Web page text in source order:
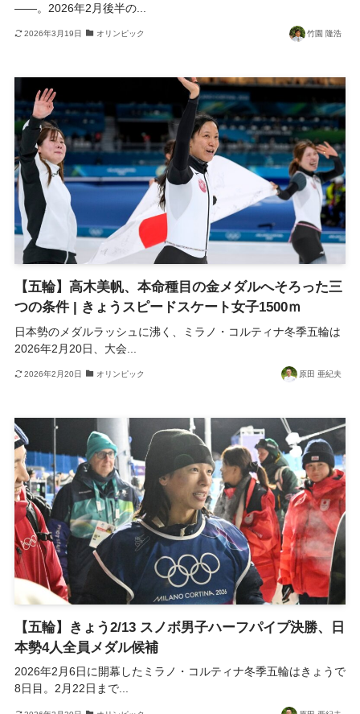
――。2026年2月後半の...
2026年3月19日 オリンピック 竹園 隆浩
【五輪】高木美帆、本命種目の金メダルへそろった三
つの条件 | きょうスピードスケート女子1500ｍ
日本勢のメダルラッシュに沸く、ミラノ・コルティナ冬季五輪は
2026年2月20日、大会...
2026年2月20日 オリンピック 原田 亜紀夫
【五輪】きょう2/13 スノボ男子ハーフパイプ決勝、日
本勢4人全員メダル候補
2026年2月6日に開幕したミラノ・コルティナ冬季五輪はきょうで
8日目。2月22日まで...